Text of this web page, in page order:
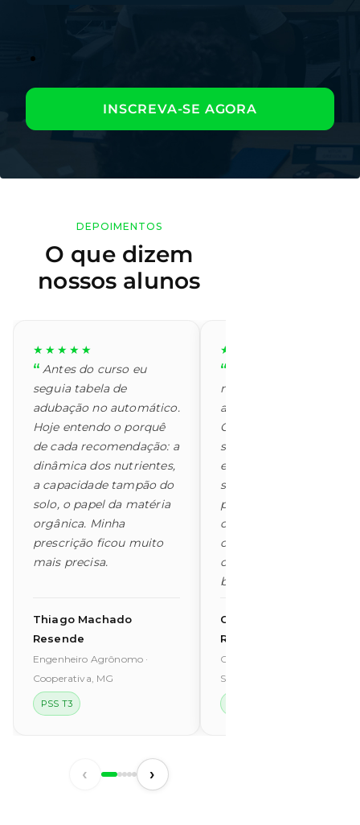
INSCREVA-SE AGORA
DEPOIMENTOS
O que dizem
nossos alunos
★★★★★
Antes do curso eu
seguia tabela de
adubação no automático.
Hoje entendo o porquê
de cada recomendação: a
dinâmica dos nutrientes,
a capacidade tampão do
solo, o papel da matéria
orgânica. Minha
prescrição ficou muito
mais precisa.
Thiago Machado
Resende
Engenheiro Agrônomo ·
Cooperativa, MG
PSS T3
★★★★★
microbiologia do solo
abriu minha cabeça.
Comecei a enxergar o
solo como um
ecossistema vivo e não
só como suporte para a
planta. Isso mudou
completamente a
como oriento meus
clientes sobre o uso de
bioinsumos.
Camila Esteves
Rodrigues
Consultora Agrícola ·
SP
‹ ›